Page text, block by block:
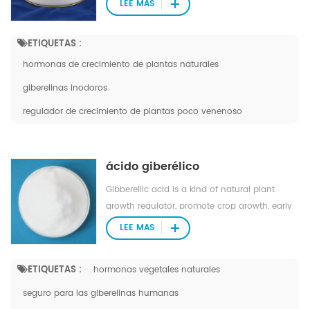
apple and pear, can improve the shape,
ETIQUETAS :
hormonas de crecimiento de plantas naturales
giberelinas inodoros
regulador de crecimiento de plantas poco venenoso
LEE MAS
ácido giberélico
Gibberellic acid is a kind of natural plant
growth regulator, promote crop growth, early
mature, improve quality and increase
production. It can be used for rice, wheat and
crops, promote its growth, sprout, blossom
and bear fruit.
ETIQUETAS :
hormonas vegetales naturales
seguro para las giberelinas humanas
LEE MAS